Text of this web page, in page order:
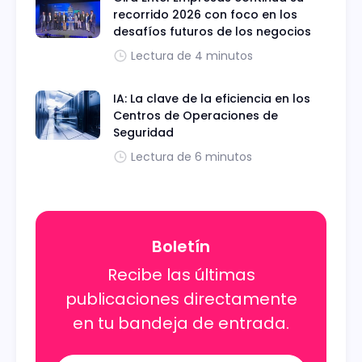
recorrido 2026 con foco en los
desafíos futuros de los negocios
Lectura de 4 minutos
IA: La clave de la eficiencia en los
Centros de Operaciones de
Seguridad
Lectura de 6 minutos
Boletín
Recibe las últimas
publicaciones directamente
en tu bandeja de entrada.